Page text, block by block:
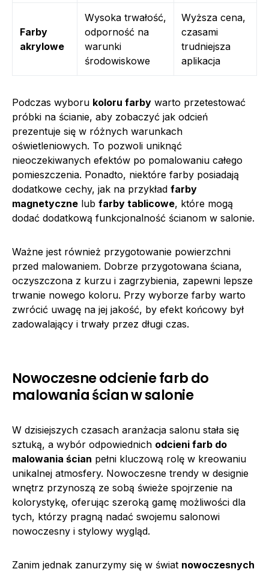
Farby
akrylowe
Wysoka trwałość,
odporność na
warunki
środowiskowe
Wyższa cena,
czasami
trudniejsza
aplikacja
Podczas wyboru koloru farby warto przetestować
próbki na ścianie, aby zobaczyć jak odcień
prezentuje się w różnych warunkach
oświetleniowych. To pozwoli uniknąć
nieoczekiwanych efektów po pomalowaniu całego
pomieszczenia. Ponadto, niektóre farby posiadają
dodatkowe cechy, jak na przykład farby
magnetyczne lub farby tablicowe, które mogą
dodać dodatkową funkcjonalność ścianom w salonie.
Ważne jest również przygotowanie powierzchni
przed malowaniem. Dobrze przygotowana ściana,
oczyszczona z kurzu i zagrzybienia, zapewni lepsze
trwanie nowego koloru. Przy wyborze farby warto
zwrócić uwagę na jej jakość, by efekt końcowy był
zadowalający i trwały przez długi czas.
Nowoczesne odcienie farb do
malowania ścian w salonie
W dzisiejszych czasach aranżacja salonu stała się
sztuką, a wybór odpowiednich odcieni farb do
malowania ścian pełni kluczową rolę w kreowaniu
unikalnej atmosfery. Nowoczesne trendy w designie
wnętrz przynoszą ze sobą świeże spojrzenie na
kolorystykę, oferując szeroką gamę możliwości dla
tych, którzy pragną nadać swojemu salonowi
nowoczesny i stylowy wygląd.
Zanim jednak zanurzymy się w świat nowoczesnych